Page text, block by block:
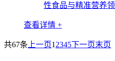
性食品与精准营养领
查看详情 +
共67条 上一页1 2345下一页末页